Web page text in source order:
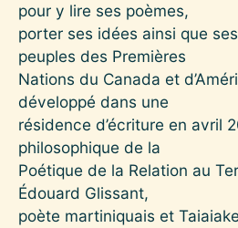
pour y lire ses poèmes,
porter ses idées ainsi que
peuples des Premières
Nations du Canada et
développé dans une
résidence d’écriture en avril
philosophique de la
Poétique de la Relation au
Édouard Glissant,
poète martiniquais et